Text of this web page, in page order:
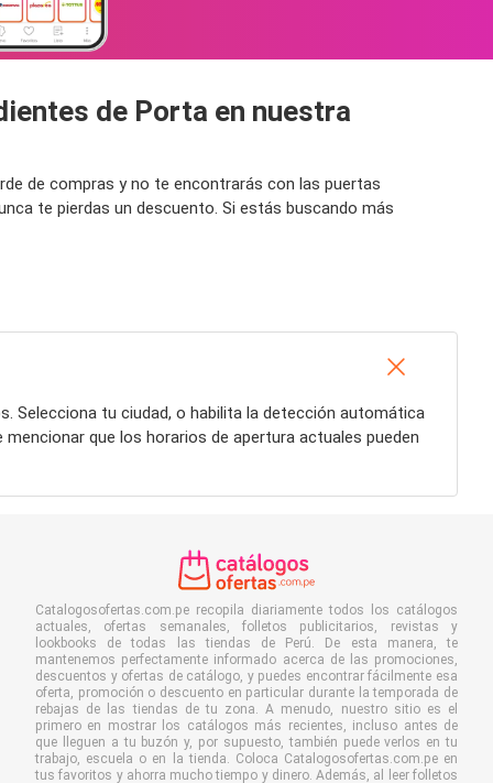
de Porta en nuestra
de compras y no te encontrarás con las puertas
te pierdas un descuento. Si estás buscando más
Selecciona tu ciudad, o habilita la detección automática
mencionar que los horarios de apertura actuales pueden
Catalogosofertas.com.pe recopila diariamente todos los catálogos
actuales, ofertas semanales, folletos publicitarios, revistas y
lookbooks de todas las tiendas de Perú. De esta manera, te
mantenemos perfectamente informado acerca de las promociones,
descuentos y ofertas de catálogo, y puedes encontrar fácilmente esa
oferta, promoción o descuento en particular durante la temporada de
rebajas de las tiendas de tu zona. A menudo, nuestro sitio es el
primero en mostrar los catálogos más recientes, incluso antes de
que lleguen a tu buzón y, por supuesto, también puede verlos en tu
trabajo, escuela o en la tienda. Coloca Catalogosofertas.com.pe en
tus favoritos y ahorra mucho tiempo y dinero. Además, al leer folletos